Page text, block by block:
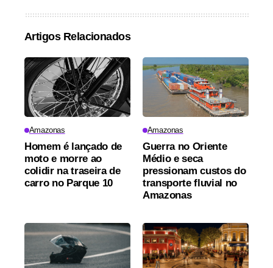
Artigos Relacionados
Amazonas
Homem é lançado de
moto e morre ao
colidir na traseira de
carro no Parque 10
Amazonas
Guerra no Oriente
Médio e seca
pressionam custos do
transporte fluvial no
Amazonas